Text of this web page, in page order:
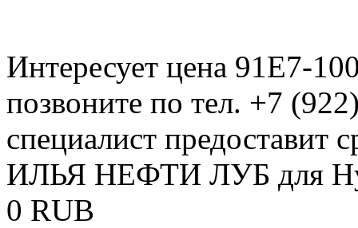
Интересует цена 91E7-
позвоните по тел. +7
специалист предоставит
ИЛЬЯ НЕФТИ ЛУБ для
0 RUB